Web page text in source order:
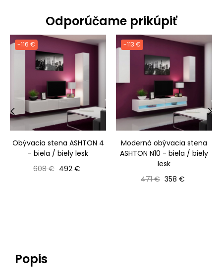
Odporúčame prikúpiť
-116 €
Obývacia stena ASHTON 4
- biela / biely lesk
Bežná cena
608 € Cena
492 €
-113 €
Moderná obývacia stena
ASHTON N10 - biela / biely
lesk
Bežná cena
471 € Cena
358 €
‹ ›
Popis